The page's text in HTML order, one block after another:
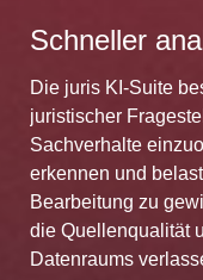
Schneller
Die juris KI-Suite
juristischer
Sachverhalte
erkennen und
Bearbeitung zu
die Quellenqualität
Datenraums